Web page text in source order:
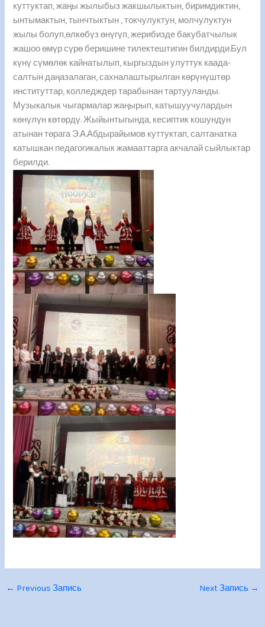
куттуктап, жаңы жылыбыз жакшылыктын, биримдиктин,
ынтымактын, тынчтыктын , токчулуктун, молчулуктун
жылы болуп,өлкөбүз өнүгүп, жерибизде бакубатчылык
жашоо өмүр сүрө беришине тилектештигин билдирди.Бул
күнү сүмөлөк кайнатылып, кыргыздын улуттук каада-
салтын даңазалаган, сахналаштырылган көрүнүштөр
институттар, колледждер тарабынан тартууланды.
Музыкалык чыгармалар жаңырып, катышуучулардын
көнүлүн көтөрдү. Жыйынтыгында, кесиптик кошундун
атынан төрага Э.А.Абдырайымов куттуктап, салтанатка
катышкан педагогикалык жамааттарга акчалай сыйлыктар
берилди.
← Previous Запись Next Запись →